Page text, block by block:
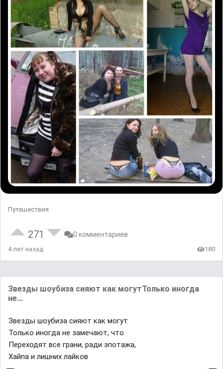
Путешествия
271 0 комментариев
4 лет назад 180
Звезды шоубиза сияют как могутТолько иногда
не...
Звезды шоубиза сияют как могут
Только иногда не замечают, что
Переходят все грани, ради эпотажа,
Хайпа и лишних лайков